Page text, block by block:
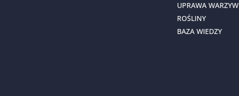
UPRAWA WARZYW
ROŚLINY
BAZA WIEDZY